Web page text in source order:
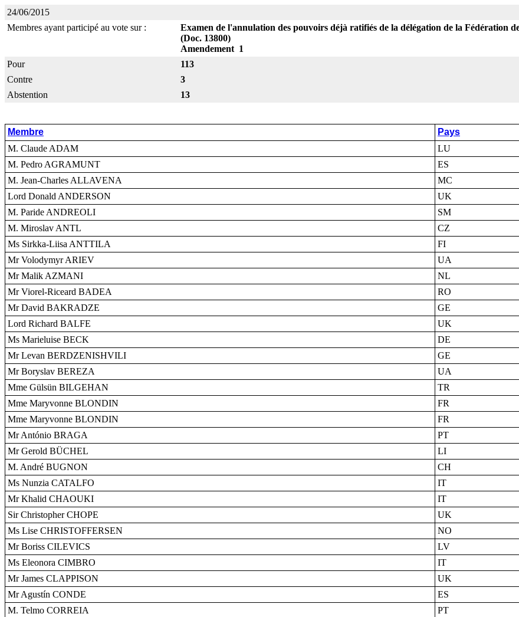
24/06/2015
Membres ayant participé au vote sur :
Examen de l'annulation des pouvoirs déjà ratifiés de la délégation de la Fédération
(Doc. 13800)
Amendement 1
Pour
113
Contre
3
Abstention
13
Membre Pays
M. Claude ADAM
LU
M. Pedro AGRAMUNT
ES
M. Jean-Charles ALLAVENA
MC
Lord Donald ANDERSON
UK
M. Paride ANDREOLI
SM
M. Miroslav ANTL
CZ
Ms Sirkka-Liisa ANTTILA
FI
Mr Volodymyr ARIEV
UA
Mr Malik AZMANI
NL
Mr Viorel-Riceard BADEA
RO
Mr David BAKRADZE
GE
Lord Richard BALFE
UK
Ms Marieluise BECK
DE
Mr Levan BERDZENISHVILI
GE
Mr Boryslav BEREZA
UA
Mme Gülsün BILGEHAN
TR
Mme Maryvonne BLONDIN
FR
Mme Maryvonne BLONDIN
FR
Mr António BRAGA
PT
Mr Gerold BÜCHEL
LI
M. André BUGNON
CH
Ms Nunzia CATALFO
IT
Mr Khalid CHAOUKI
IT
Sir Christopher CHOPE
UK
Ms Lise CHRISTOFFERSEN
NO
Mr Boriss CILEVICS
LV
Ms Eleonora CIMBRO
IT
Mr James CLAPPISON
UK
Mr Agustín CONDE
ES
M. Telmo CORREIA
PT